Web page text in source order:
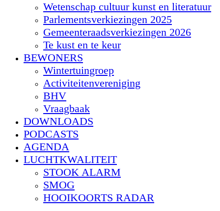
Wetenschap cultuur kunst en literatuur
Parlementsverkiezingen 2025
Gemeenteraadsverkiezingen 2026
Te kust en te keur
BEWONERS
Wintertuingroep
Activiteitenvereniging
BHV
Vraagbaak
DOWNLOADS
PODCASTS
AGENDA
LUCHTKWALITEIT
STOOK ALARM
SMOG
HOOIKOORTS RADAR